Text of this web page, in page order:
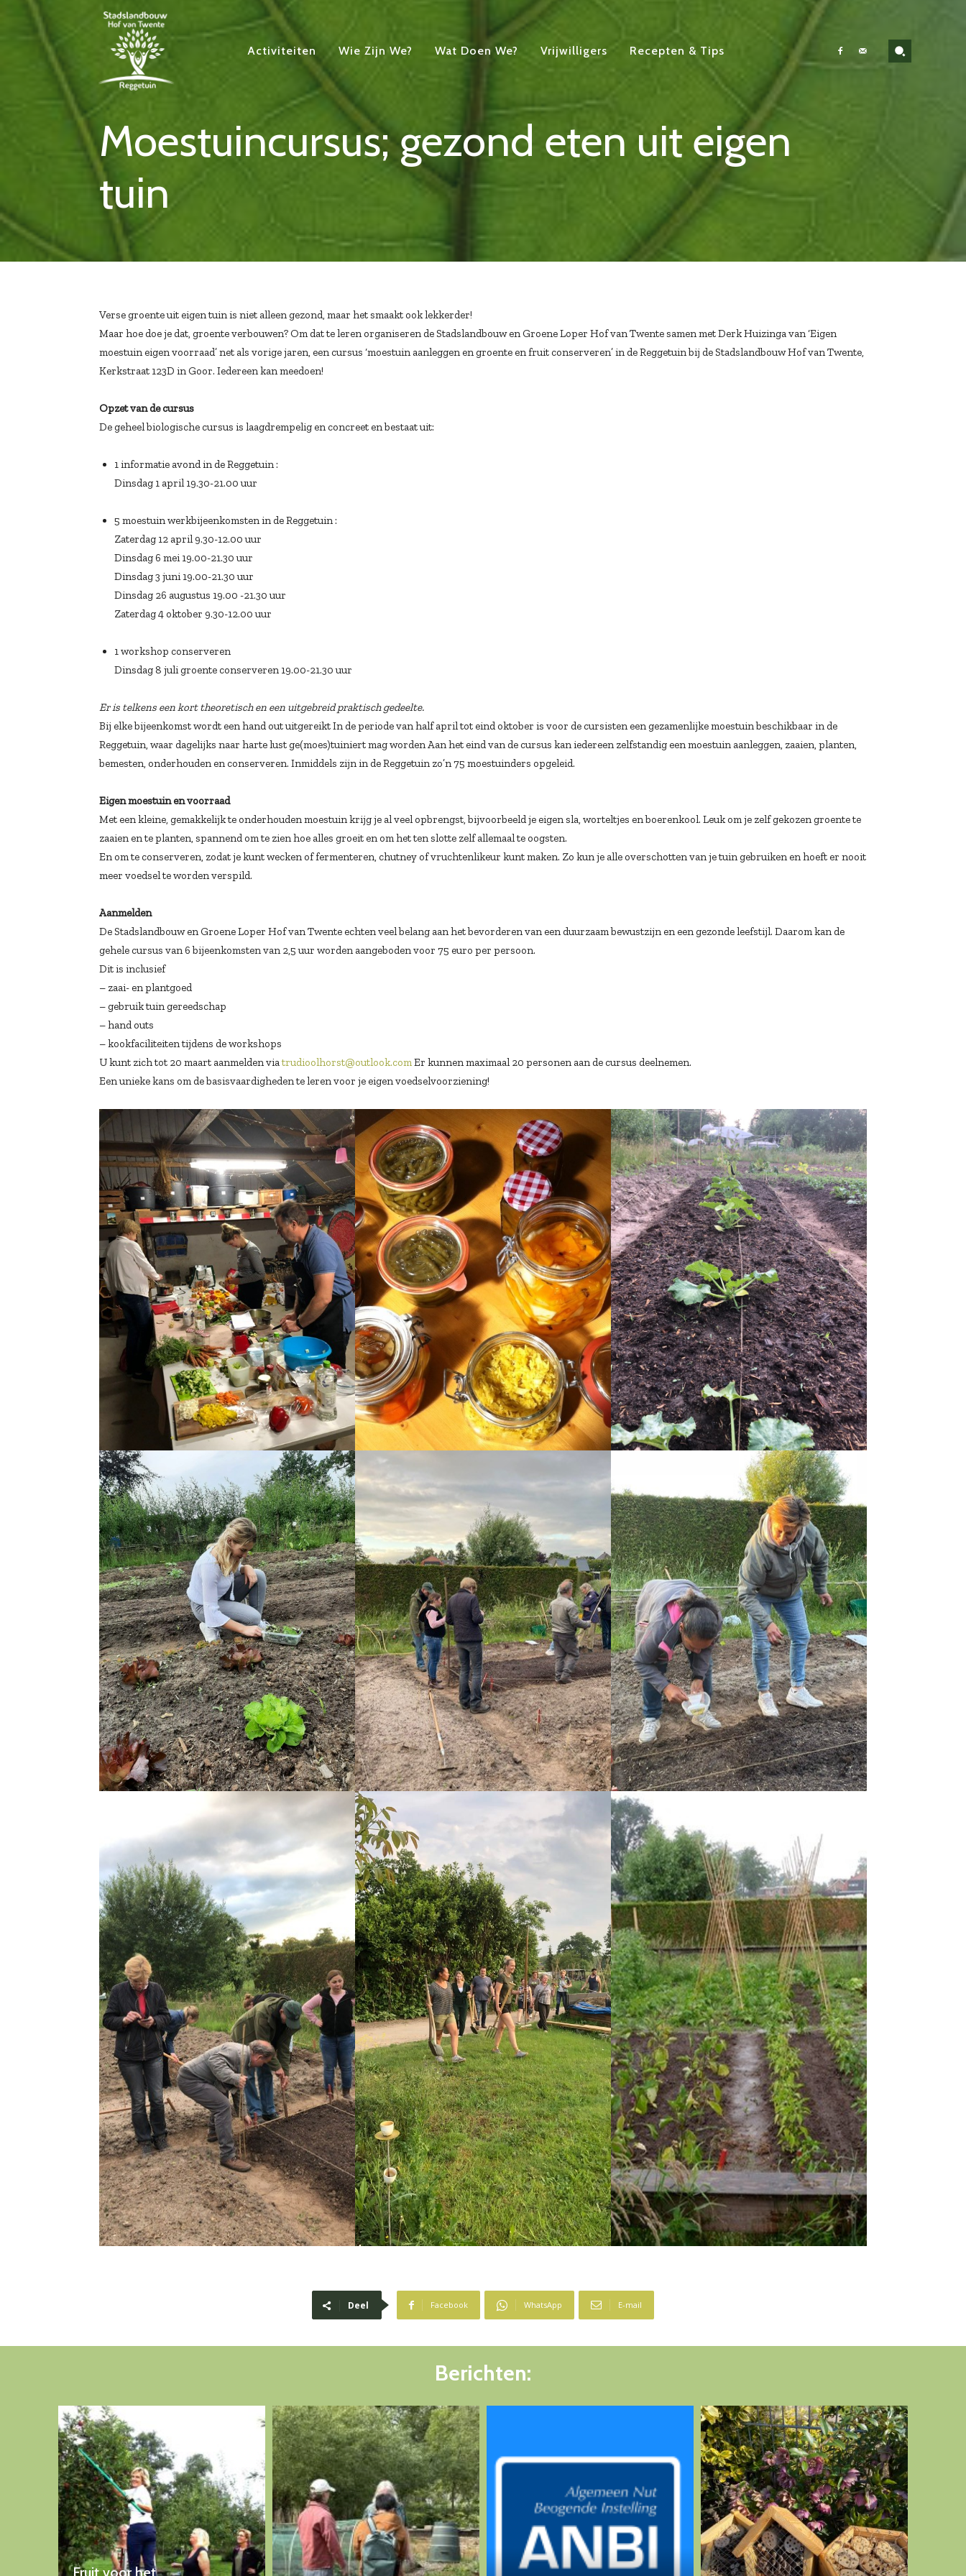
Activiteiten Wie Zijn We? Wat Doen We? Vrijwilligers Recepten & Tips
Moestuincursus; gezond eten uit eigen
tuin
Verse groente uit eigen tuin is niet alleen gezond, maar het smaakt ook lekkerder!
Maar hoe doe je dat, groente verbouwen? Om dat te leren organiseren de Stadslandbouw en Groene Loper Hof van Twente samen met Derk Huizinga van ‘Eigen
moestuin eigen voorraad’ net als vorige jaren, een cursus ‘moestuin aanleggen en groente en fruit conserveren’ in de Reggetuin bij de Stadslandbouw Hof van Twente,
Kerkstraat 123D in Goor. Iedereen kan meedoen!
Opzet van de cursus
De geheel biologische cursus is laagdrempelig en concreet en bestaat uit:
1 informatie avond in de Reggetuin :
Dinsdag 1 april 19.30-21.00 uur
5 moestuin werkbijeenkomsten in de Reggetuin :
Zaterdag 12 april 9.30-12.00 uur
Dinsdag 6 mei 19.00-21.30 uur
Dinsdag 3 juni 19.00-21.30 uur
Dinsdag 26 augustus 19.00 -21.30 uur
Zaterdag 4 oktober 9.30-12.00 uur
1 workshop conserveren
Dinsdag 8 juli groente conserveren 19.00-21.30 uur
Er is telkens een kort theoretisch en een uitgebreid praktisch gedeelte.
Bij elke bijeenkomst wordt een hand out uitgereikt In de periode van half april tot eind oktober is voor de cursisten een gezamenlijke moestuin beschikbaar in de
Reggetuin, waar dagelijks naar harte lust ge(moes)tuiniert mag worden Aan het eind van de cursus kan iedereen zelfstandig een moestuin aanleggen, zaaien, planten,
bemesten, onderhouden en conserveren. Inmiddels zijn in de Reggetuin zo’n 75 moestuinders opgeleid.
Eigen moestuin en voorraad
Met een kleine, gemakkelijk te onderhouden moestuin krijg je al veel opbrengst, bijvoorbeeld je eigen sla, worteltjes en boerenkool. Leuk om je zelf gekozen groente te
zaaien en te planten, spannend om te zien hoe alles groeit en om het ten slotte zelf allemaal te oogsten.
En om te conserveren, zodat je kunt wecken of fermenteren, chutney of vruchtenlikeur kunt maken. Zo kun je alle overschotten van je tuin gebruiken en hoeft er nooit
meer voedsel te worden verspild.
Aanmelden
De Stadslandbouw en Groene Loper Hof van Twente echten veel belang aan het bevorderen van een duurzaam bewustzijn en een gezonde leefstijl. Daarom kan de
gehele cursus van 6 bijeenkomsten van 2,5 uur worden aangeboden voor 75 euro per persoon.
Dit is inclusief
– zaai- en plantgoed
– gebruik tuin gereedschap
– hand outs
– kookfaciliteiten tijdens de workshops
U kunt zich tot 20 maart aanmelden viatrudioolhorst@outlook.comEr kunnen maximaal 20 personen aan de cursus deelnemen.
Een unieke kans om de basisvaardigheden te leren voor je eigen voedselvoorziening!
Deel Facebook WhatsApp E-mail
Berichten:
Fruit voor het